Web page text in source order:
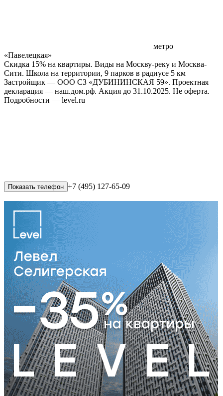
метро
«Павелецкая»
Скидка 15% на квартиры. Виды на Москву-реку и Москва-
Сити. Школа на территории, 9 парков в радиусе 5 км
Застройщик — ООО СЗ «ДУБИНИНСКАЯ 59». Проектная
декларация — наш.дом.рф. Акция до 31.10.2025. Не оферта.
Подробности — level.ru
Показать телефон +7 (495) 127-65-09